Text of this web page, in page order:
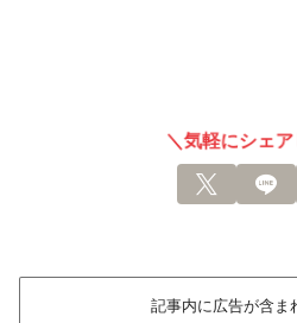
＼気軽にシェ
記事内に広告が含ま